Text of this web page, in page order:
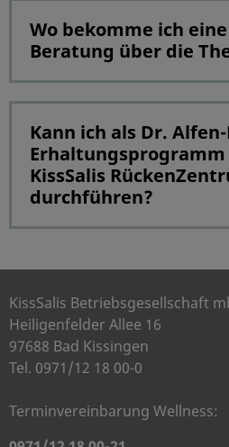
Wo bekomme ich
Beratung über die
Kann ich als Dr.
Erhaltungsprogramm
KissSalis
durchführen?
KissSalis Betriebsgesellschaft
Heiligenfelder Allee 16
97688 Bad Kissingen
Tel. 0971/12 18 00-0
Terminvereinbarung Wellness: